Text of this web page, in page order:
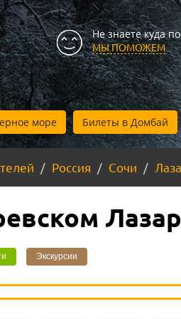
Не знаете куда
МЫ ПОМОЖЕМ
море Билеты в Домбай
Россия Сочи
Экскурсии